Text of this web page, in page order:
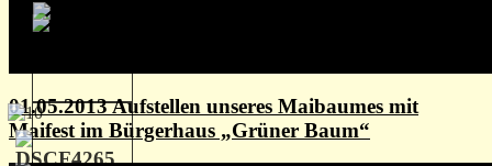
01.05.2013 Aufstellen unseres Maibaumes mit
Maifest im Bürgerhaus „Grüner Baum“